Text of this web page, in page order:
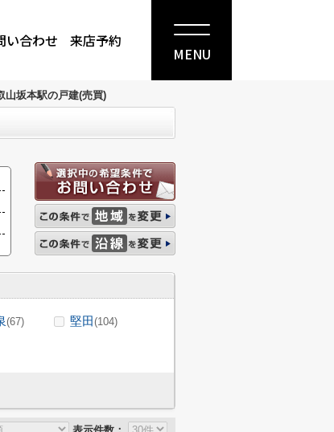
い合わせ 来店予約
MENU
山坂本駅の戸建(売買)
(67) 堅田(104)